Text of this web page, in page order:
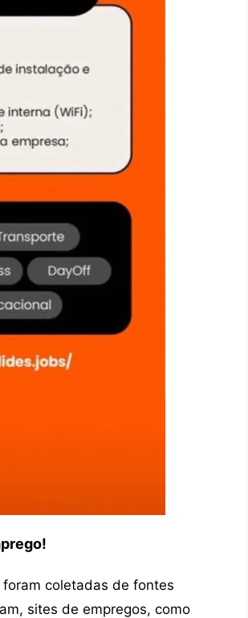
coletadas de fontes
sites de empregos, como